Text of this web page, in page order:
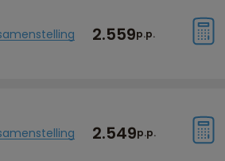
2.559p.p.
2.549p.p.